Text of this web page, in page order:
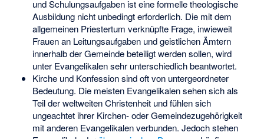
und Schulungsaufgaben ist eine formelle theologische
Ausbildung nicht unbedingt erforderlich. Die mit dem
allgemeinen Priestertum verknüpfte Frage, inwieweit
Frauen an Leitungsaufgaben und geistlichen Ämtern
innerhalb der Gemeinde beteiligt werden sollen, wird
unter Evangelikalen sehr unterschiedlich beantwortet.
Kirche und Konfession sind oft von untergeordneter
Bedeutung. Die meisten Evangelikalen sehen sich als
Teil der weltweiten Christenheit und fühlen sich
ungeachtet ihrer Kirchen- oder Gemeindezugehörigkeit
mit anderen Evangelikalen verbunden. Jedoch stehen